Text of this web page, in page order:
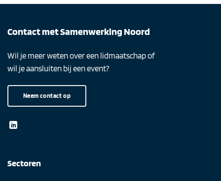
Contact met Samenwerking Noord
Wil je meer weten over een lidmaatschap of
wil je aansluiten bij een event?
Neem contact op
Sectoren